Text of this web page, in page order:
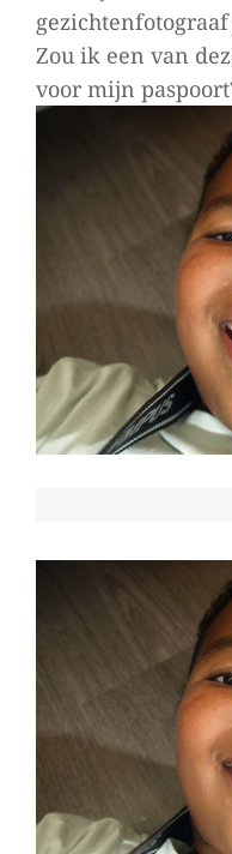
Zou ik een van
voor mijn